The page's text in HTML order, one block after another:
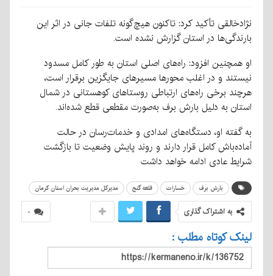
نژادخالقی تأکید کرد: تاکنون هیچ‌گونه تلفات جانی در اثر این
بارندگی‌ها در استان گزارش نشده است.
او همچنین افزود: راه‌های اصلی استان به طور کامل مسدود
نیستند و در اغلب محورها مسیرهای جایگزین برقرار است،
هرچند برخی راه‌های ارتباطی روستاهای کوهستانی در شمال
استان به دلیل بارش برف به‌صورت مقطعی قطع شده‌اند.
به گفته او، دستگاه‌های امدادی و خدمات‌رسان در حالت
آماده‌باش کامل قرار دارند و روند پایش وضعیت تا بازگشت
شرایط عادی ادامه خواهد داشت
بارش برف خسارات قلعه گنج مدیرکل مدیریت بحران استان کرمان
۰ به اشتراک گذاری
لینک کوتاه مطلب :